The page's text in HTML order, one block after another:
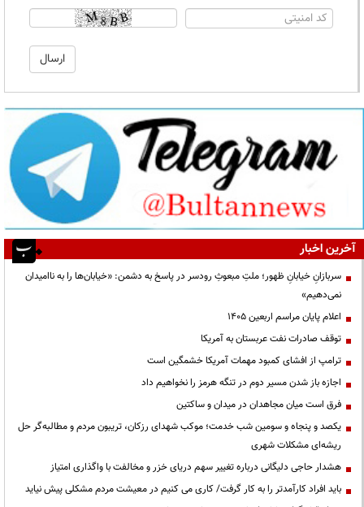
آخرین اخبار
سربازانِ خیابانِ ظهور؛ ملتِ مبعوثِ رودسر در پاسخ به دشمن: «خیابان‌ها را به ناامیدان
نمی‌دهیم»
اعلام پایان مراسم اربعین ۱۴۰۵
توقف صادرات نفت عربستان به آمریکا
ترامپ از افشای کمبود مهمات آمریکا خشمگین است
اجازه باز شدن مسیر دوم در تنگه هرمز را نخواهیم داد
فرق است میان مجاهدان در میدان و ساکتین
یکصد و پنجاه و سومین شب خدمت؛ موکب شهدای رزکان، تریبون مردم و مطالبه‌گر حل
ریشه‌ای مشکلات شهری
هشدار حاجی دلیگانی درباره تغییر سهم دریای خزر و مخالفت با واگذاری امتیاز
باید افراد کارآمدتر را به کار گرفت/ کاری می کنیم در معیشت مردم مشکلی پیش نیاید